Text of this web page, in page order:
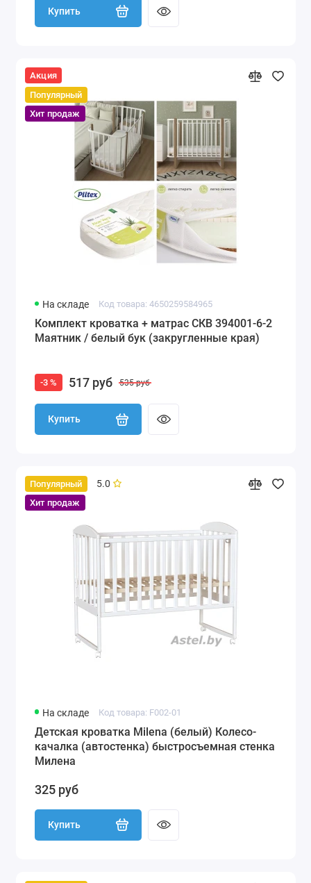
Купить
Акция
Популярный
Хит продаж
На складе Код товара: 4650259584965
Комплект кроватка + матрас СКВ 394001-6-2
Маятник / белый бук (закругленные края)
-3 % 517 руб 535 руб
Купить
Популярный
Хит продаж
5.0
На складе Код товара: F002-01
Детская кроватка Milena (белый) Колесо-
качалка (автостенка) быстросъемная стенка
Милена
325 руб
Купить